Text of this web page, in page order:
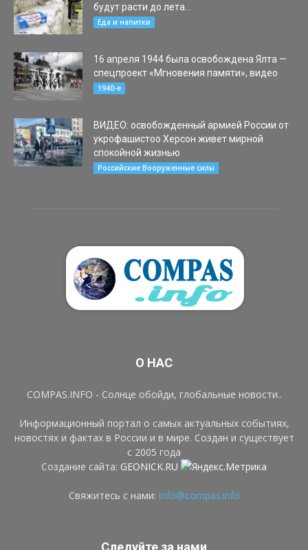
будут расти до лета...
Еда и напитки
16 апреля 1944 была освобождена Ялта —
спецпроект «Мгновения памяти», видео
1940-е
ВИДЕО: освобожденный армией России от
укрофашистоо Херсон живет мирной
спокойной жизнью
Российские Вооруженные силы
О НАС
COMPAS.INFO - Солнце обойди, глобальные новости..
Информационный портал о самых актуальных событиях,
новостях и фактах в России и в мире. Создан и существует
с 2005 года
Создание сайта: GEONICK.RU
Свяжитесь с нами: info@compas.info
Следуйте за нами